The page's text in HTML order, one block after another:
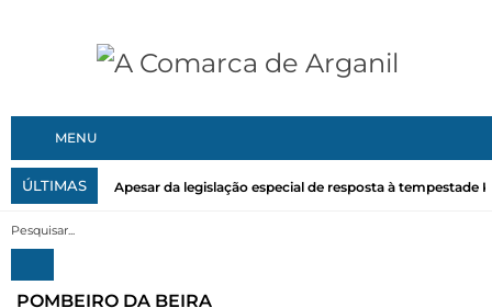
MENU
ÚLTIMAS Apesar da legislação especial de resposta à tempestade
POMBEIRO DA BEIRA